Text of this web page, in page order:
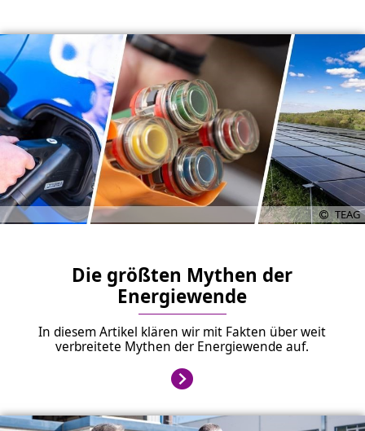
TEAG
Die größten Mythen der
Energiewende
In diesem Artikel klären wir mit Fakten über weit
verbreitete Mythen der Energiewende auf.